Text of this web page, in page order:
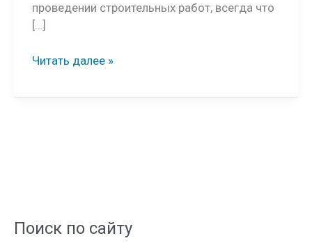
проведении строительных работ, всегда что
[…]
Ремонт
сварочных
Читать далее »
Поиск по сайту